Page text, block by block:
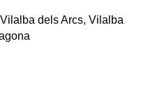
dels Arcs, Vilalba